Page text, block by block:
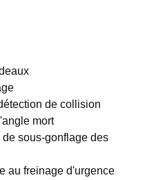
de collision
mort
de sous-gonflage des
au freinage d'urgence